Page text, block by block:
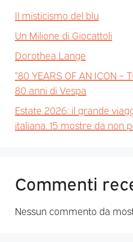
Il misticismo del blu
Un Milione di Giocattoli
Dorothea Lange
“80 YEARS OF AN ICON –
80 anni di Vespa
Estate 2026: il grande
italiana. 15 mostre da non
Commenti
Nessun commento da